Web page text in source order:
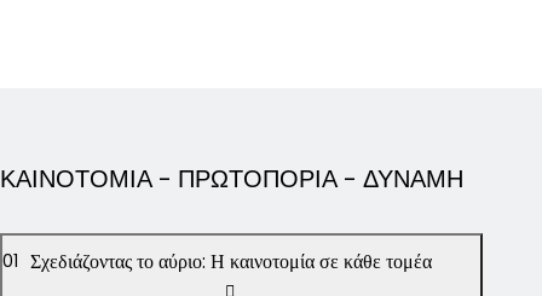
ΚΑΙΝΟΤΟΜΙΑ - ΠΡΩΤΟΠΟΡΙΑ - ΔΥΝΑΜΗ
01 Σχεδιάζοντας το αύριο: Η καινοτομία σε κάθε τομέα